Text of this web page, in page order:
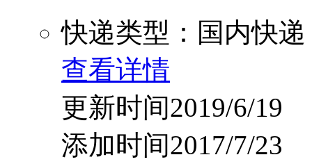
快递类型：国内快递
查看详情
更新时间2019/6/19
添加时间2017/7/23